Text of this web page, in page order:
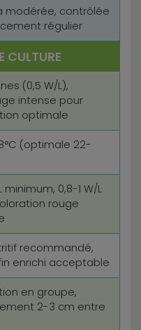
modérée, contrôlée
régulier
CULTURE
(0,5 W/L),
intense pour
optimale
(optimale 22-
minimum, 0,8-1 W/L
rouge
recommandé,
enrichi acceptable
en groupe,
2-3 cm entre